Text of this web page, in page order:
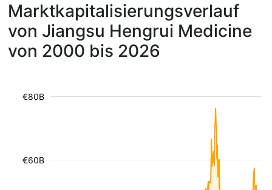
Marktkapitalisierungsverlauf
von Jiangsu Hengrui Medicine
von 2000 bis 2026
€60B
€80B